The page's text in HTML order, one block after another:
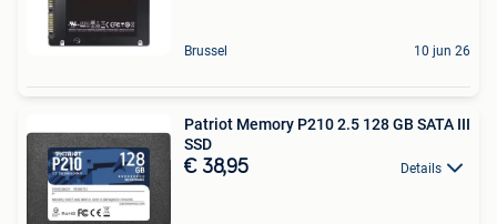
Brussel 10 jun 26
Patriot Memory P210 2.5 128 GB SATA III
SSD
€ 38,95 Details